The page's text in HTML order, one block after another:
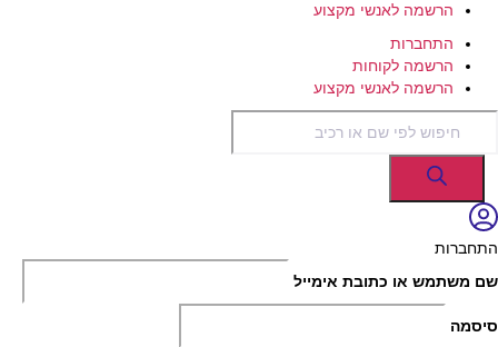
הרשמה לאנשי מקצוע
התחברות
הרשמה לקוחות
הרשמה לאנשי מקצוע
search
התחברות
שם משתמש או כתובת אימייל
סיסמה